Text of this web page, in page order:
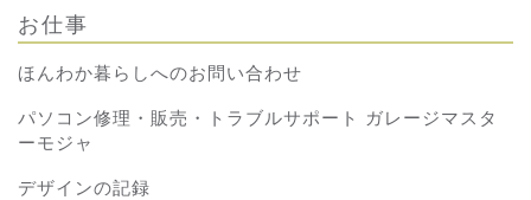
お仕事
ほんわか暮らしへのお問い合わせ
パソコン修理・販売・トラブルサポート ガレージマスタ
ーモジャ
デザインの記録